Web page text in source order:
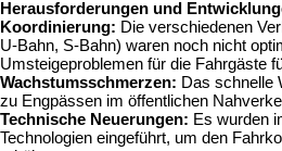
Herausforderungen und
Koordinierung: Die verschiedenen
U-Bahn, S-Bahn) waren noch nicht
Umsteigeproblemen für die Fahrgäste
Wachstumsschmerzen: Das schnelle
zu Engpässen im öffentlichen
Technische Neuerungen: Es wurden
Technologien eingeführt, um den